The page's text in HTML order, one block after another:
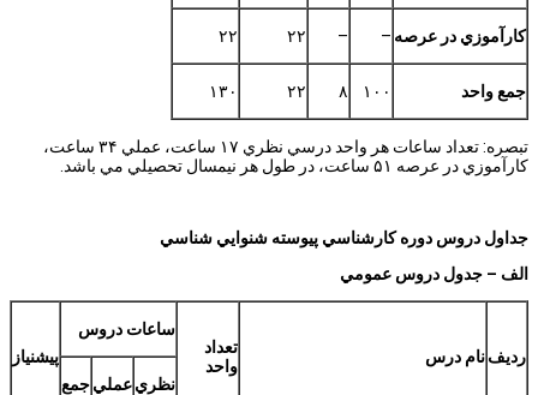
كارآموزي در عرصه –
– ۲۲ ۲۲
جمع واحد ۱۰۰ ۸ ۲۲ ۱۳۰
تبصره: تعداد ساعات هر واحد درسي نظري ۱۷ ساعت، عملي ۳۴ ساعت،
كارآموزي در عرصه ۵۱ ساعت، در طول هر نيمسال تحصيلي مي باشد.
جداول دروس دوره كارشناسي پيوسته شنوايي شناسي
الف – جدول دروس عمومي
رديفنام درس
تعداد
واحد
ساعات دروس
پيشنياز
نظريعمليجمع